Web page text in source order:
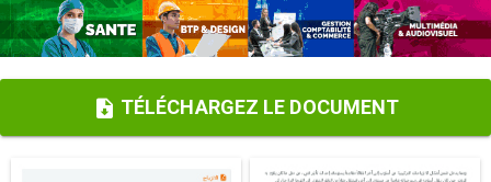
TÉLÉCHARGEZ LE DOCUMENT